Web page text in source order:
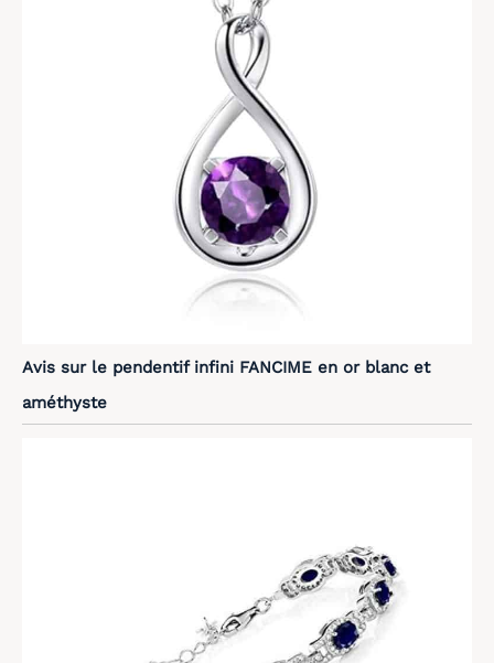
Avis sur le pendentif infini FANCIME en or blanc et
améthyste